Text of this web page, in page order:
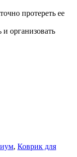
протереть ее
организовать
, Коврик для